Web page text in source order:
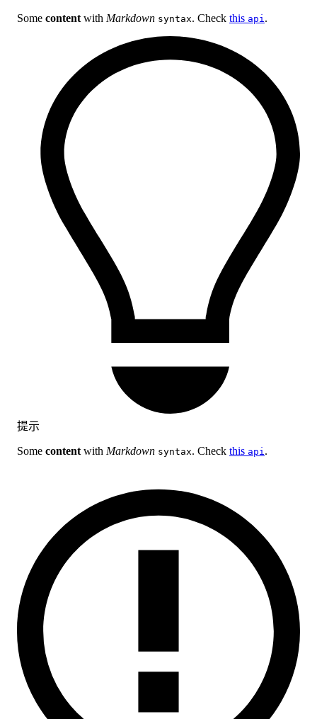
Some content with Markdown syntax. Check this api.
提示
Some contentwith Markdown syntax. Check this api.